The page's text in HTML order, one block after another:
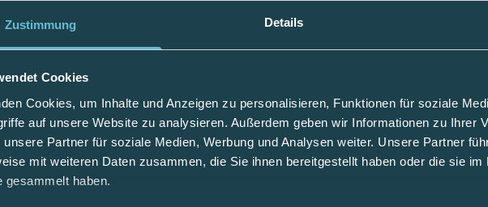
Zustimmung Details
Cookies
Cookies, um Inhalte und Anzeigen zu personalisieren, Funktionen für soziale
auf unsere Website zu analysieren. Außerdem geben wir Informationen zu Ihrer
unsere Partner für soziale Medien, Werbung und Analysen weiter. Unsere Partner
mit weiteren Daten zusammen, die Sie ihnen bereitgestellt haben oder die sie
gesammelt haben.
nach dem Armumfang inkl. Pod oder Sensor
diesen Artikel im Rahmen einer Pauschalversorgung nicht
können.
Farbe
Abteilung